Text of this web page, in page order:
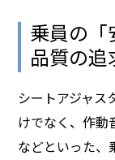
乗員の「
品質の追
シートアジャス
けでなく、作動
などといった、